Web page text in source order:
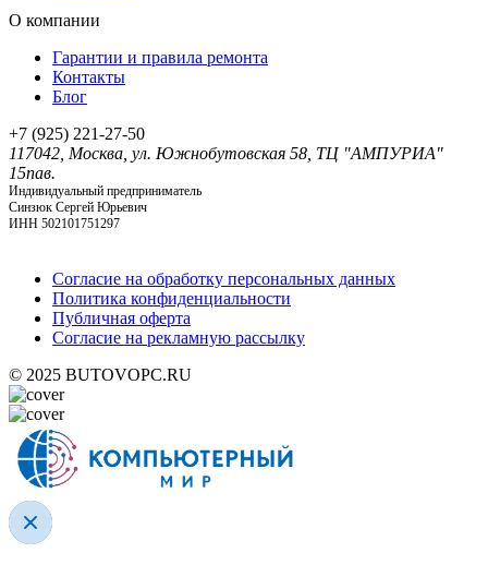
O компании
Гарантии и правила ремонта
Контакты
Блог
+7 (925) 221-27-50
117042, Москва, ул. Южнобутовская 58, ТЦ "АМПУРИА"
15пав.
Индивидуальный предприниматель
Синзюк Сергей Юрьевич
ИНН 502101751297
Согласие на обработку персональных данных
Политика конфиденциальности
Публичная оферта
Согласие на рекламную рассылку
© 2025 BUTOVOPC.RU